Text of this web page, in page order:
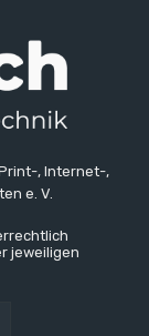
, Internet-,
e. V.
jeweiligen